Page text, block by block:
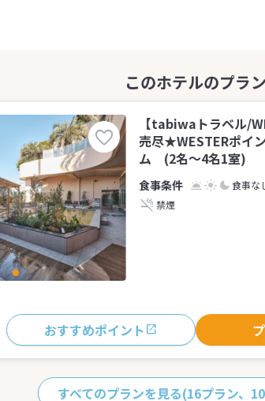
【tabiwaトラベル/
売尽★WESTERポイ
ム (2名～4名1室)
食事な
禁煙
おすすめポイント
すべてのプランを見る(16プラン、